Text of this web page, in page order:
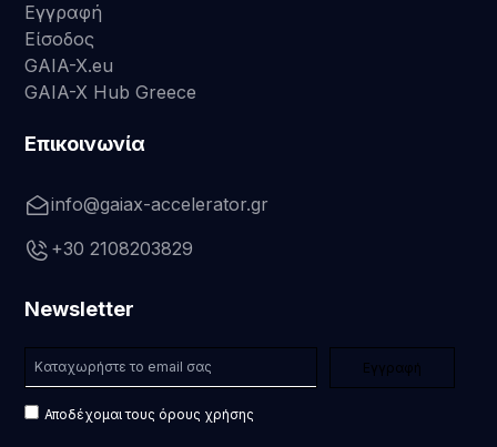
Εγγραφή
Είσοδος
GAIA-X.eu
GAIA-X Hub Greece
Επικοινωνία
info@gaiax-accelerator.gr
+30 2108203829
Newsletter
Αποδέχομαι τους όρους χρήσης